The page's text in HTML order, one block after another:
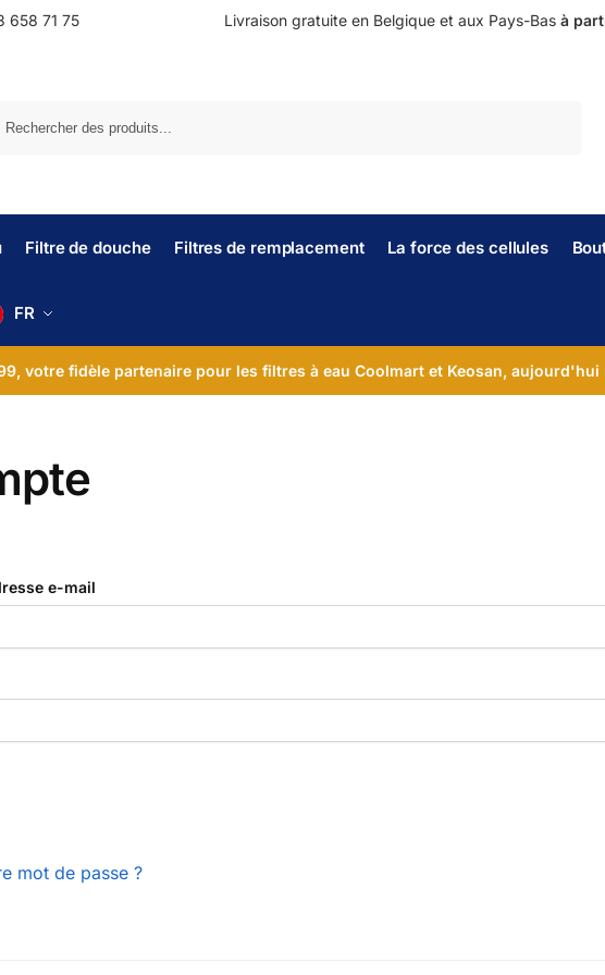
658 71 75 Livraison gratuite en Belgique et aux Pays-Bas à
Filtre de douche Filtres de remplacement La force des cellules
FR
votre fidèle partenaire pour les filtres à eau Coolmart et Keosan,
e-mail
mot de passe ?